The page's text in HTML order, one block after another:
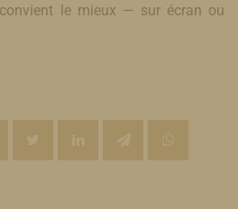
le mieux — sur écran ou